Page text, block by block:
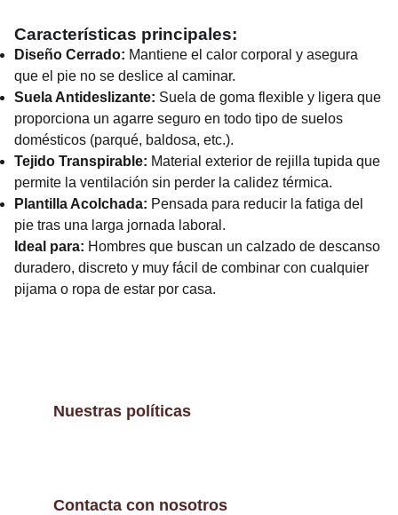
Características principales:
Diseño Cerrado: Mantiene el calor corporal y asegura
que el pie no se deslice al caminar.
Suela Antideslizante: Suela de goma flexible y ligera que
proporciona un agarre seguro en todo tipo de suelos
domésticos (parqué, baldosa, etc.).
Tejido Transpirable: Material exterior de rejilla tupida que
permite la ventilación sin perder la calidez térmica.
Plantilla Acolchada: Pensada para reducir la fatiga del
pie tras una larga jornada laboral.
Ideal para: Hombres que buscan un calzado de descanso
duradero, discreto y muy fácil de combinar con cualquier
pijama o ropa de estar por casa.
Contacta con nosotros
Nuestras políticas